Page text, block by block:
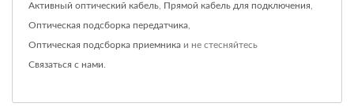
Активный оптический кабель Прямой кабель для подключения
Оптическая подсборка передатчика
Оптическая подсборка приемника и не стесняйтесь
Связаться с нами